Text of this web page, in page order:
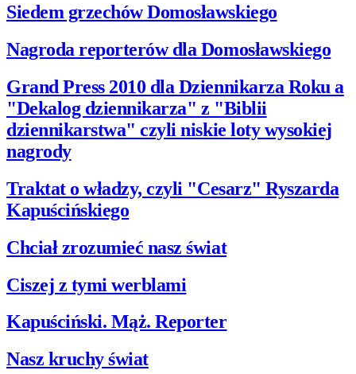
Siedem grzechów Domosławskiego
Nagroda reporterów dla Domosławskiego
Grand Press 2010 dla Dziennikarza Roku a
"Dekalog dziennikarza" z "Biblii
dziennikarstwa" czyli niskie loty wysokiej
nagrody
Traktat o władzy, czyli "Cesarz" Ryszarda
Kapuścińskiego
Chciał zrozumieć nasz świat
Ciszej z tymi werblami
Kapuściński. Mąż. Reporter
Nasz kruchy świat